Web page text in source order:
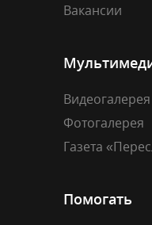
Вакансии
Видеогалерея
Фотогалерея
Газета
Помогать